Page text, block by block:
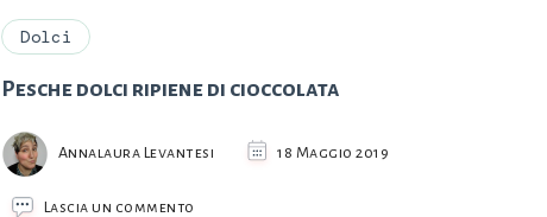
Dolci
Pesche dolci ripiene di cioccolata
Annalaura Levantesi 18 Maggio 2019
Lascia un commento